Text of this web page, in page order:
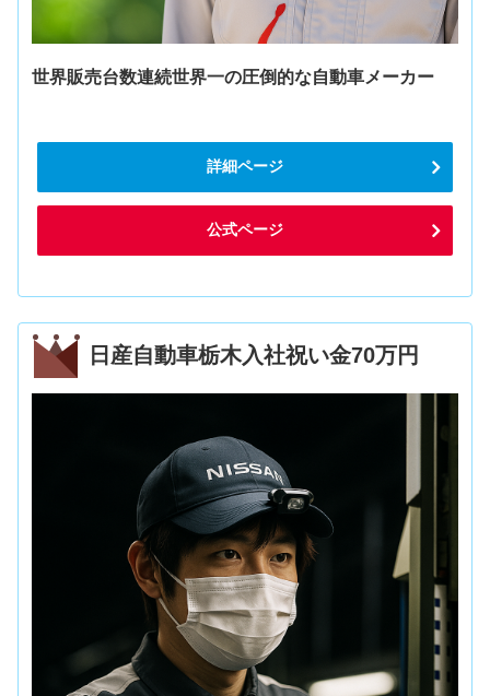
世界販売台数連続世界一の圧倒的な自動車メーカー
詳細ページ
公式ページ
日産自動車栃木入社祝い金70万円